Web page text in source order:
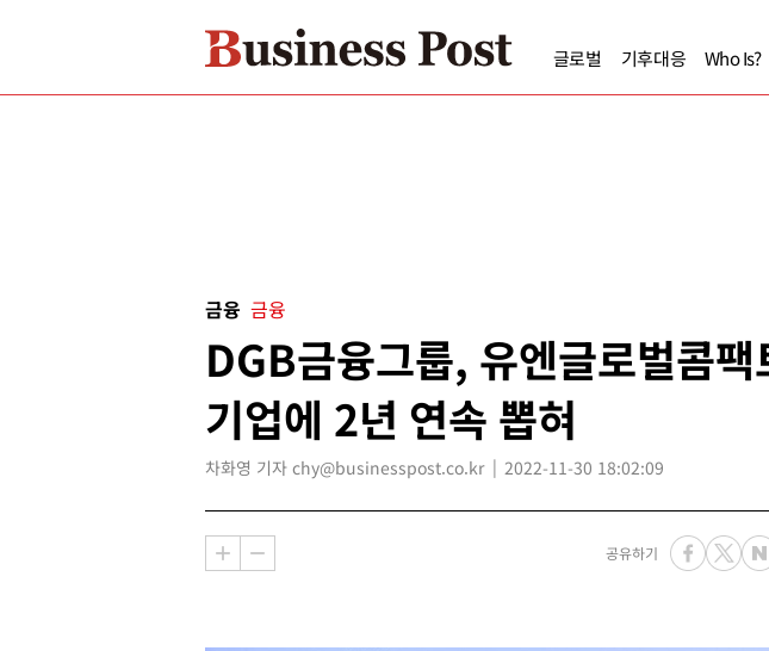
글로벌 기후대응 Who Is?
금융 금융
DGB금융그룹, 유엔글로벌콤팩
기업에 2년 연속 뽑혀
차화영 기자 chy@businesspost.co.kr 2022-11-30 18:02:09
공유하기